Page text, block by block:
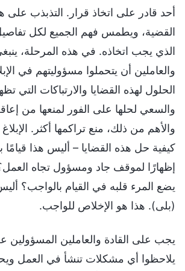
أحد قادر على اتخاذ قرار. التذبذب
القضية، ويطمس فهم الجميع لكل
الذي يجب اتخاذه. في هذه المرحلة،
والعاملين أن يتحملوا مسؤوليتهم في
الحلول لهذه القضايا والارتباكات التي
والسعي لحلها على الفور لمنعها من
والأهم من ذلك، منع تراكمها أكثر.
كيفية حل هذه القضايا – أليس هذا قيامًا
إظهارًا لموقف جاد ومسؤول تجاه
يضع المرء قلبه في القيام بالواجب؟
(بلى). هذا هو الإخلاص للواجب.
يجب على القادة والعاملين المسؤولين
يلاحظوا أي مشكلات تنشأ في العمل